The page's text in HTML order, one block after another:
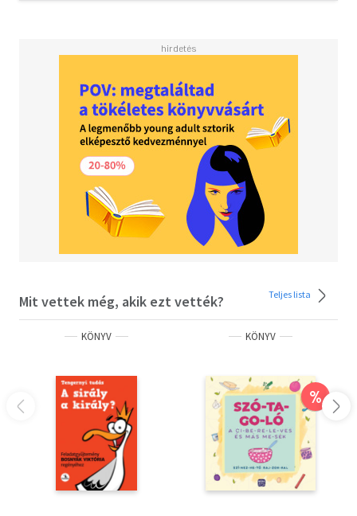
Mit vettek még, akik ezt vették? Teljes lista
KÖNYV KÖNYV
%